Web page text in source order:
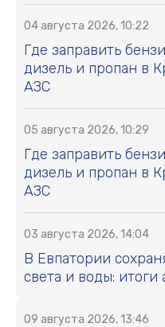
04 августа 2026, 10:22
Где заправить
дизель и пропан в
АЗС
05 августа 2026, 10:29
Где заправить
дизель и пропан в
АЗС
03 августа 2026, 14:04
В Евпатории
света и воды: итоги
09 августа 2026, 13:46